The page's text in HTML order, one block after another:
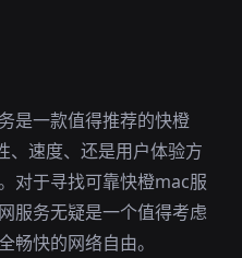
是一款值得推荐的快橙
、速度、还是用户体验方
对于寻找可靠快橙mac服
服务无疑是一个值得考虑
畅快的网络自由。